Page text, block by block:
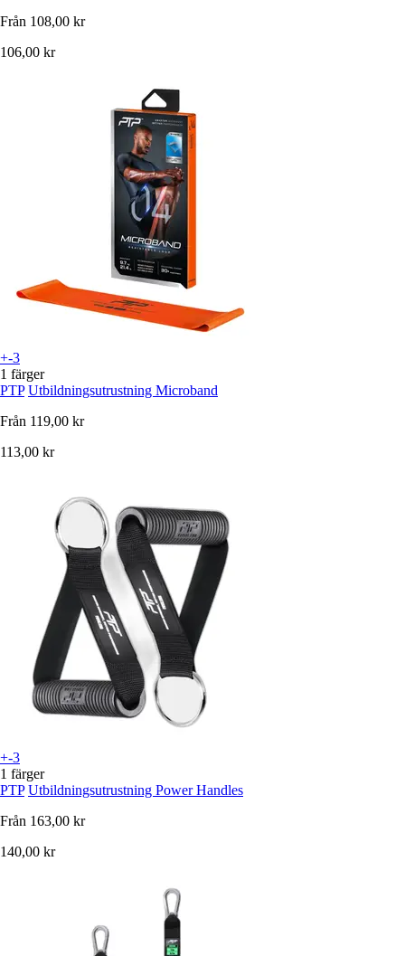
Från 108,00 kr
106,00 kr
+-3
1 färger
PTP Utbildningsutrustning Microband
Från 119,00 kr
113,00 kr
+-3
1 färger
PTP Utbildningsutrustning Power Handles
Från 163,00 kr
140,00 kr